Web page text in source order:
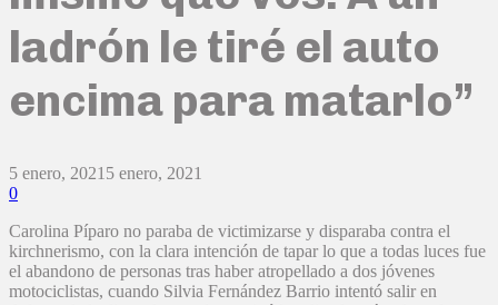
ladrón le tiré el auto
encima para matarlo”
5 enero, 2021 5 enero, 2021
0
Carolina Píparo no paraba de victimizarse y disparaba contra el
kirchnerismo, con la clara intención de tapar lo que a todas luces fue
el abandono de personas tras haber atropellado a dos jóvenes
motociclistas, cuando Silvia Fernández Barrio intentó salir en